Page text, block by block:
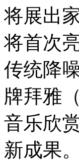
将展出
将首次
传统降
牌拜雅
音乐欣
新成果